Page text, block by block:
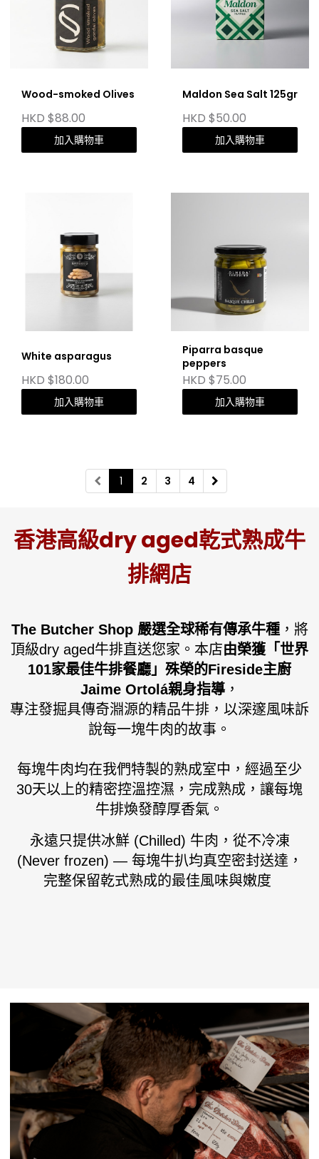
Wood-smoked Olives
HKD $88.00
加入購物車
Maldon Sea Salt 125gr
HKD $50.00
加入購物車
White asparagus
HKD $180.00
加入購物車
Piparra basque
peppers
HKD $75.00
加入購物車
1 2 3 4
香港高級dry aged乾式熟成牛
排網店
The Butcher Shop 嚴選全球稀有傳承牛種，將
頂級dry aged牛排直送您家。本店由榮獲「世界
101家最佳牛排餐廳」殊榮的Fireside主廚
Jaime Ortolá親身指導，
專注發掘具傳奇淵源的精品牛排，以深邃風味訴
說每一塊牛肉的故事。
每塊牛肉均在我們特製的熟成室中，經過至少
30天以上的精密控溫控濕，完成熟成 ， 讓每塊
牛排煥發醇厚香氣。
永遠只提供冰鮮 (Chilled) 牛肉，從不冷凍
(Never frozen) — 每塊牛扒均真空密封送達，
完整保留乾式熟成的最佳風味與嫩度